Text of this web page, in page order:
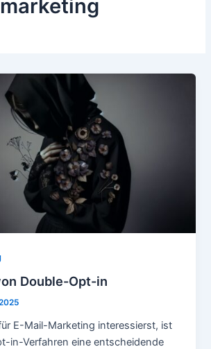
Double-Opt-in
E-Mail-Marketing interessierst, ist
in-Verfahren eine entscheidende